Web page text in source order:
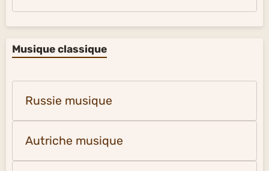
Musique classique
Russie musique
Autriche musique